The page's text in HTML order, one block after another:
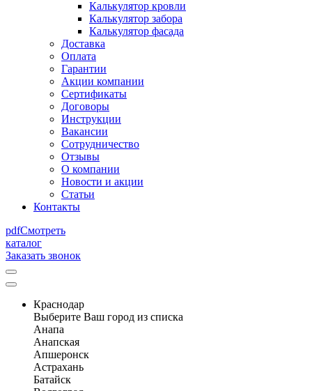
Калькулятор кровли
Калькулятор забора
Калькулятор фасада
Доставка
Оплата
Гарантии
Акции компании
Сертификаты
Договоры
Инструкции
Вакансии
Сотрудничество
Отзывы
О компании
Новости и акции
Статьи
Контакты
pdfСмотреть
каталог
Заказать звонок
Краснодар
Выберите Ваш город из списка
Анапа
Анапская
Апшеронск
Астрахань
Батайск